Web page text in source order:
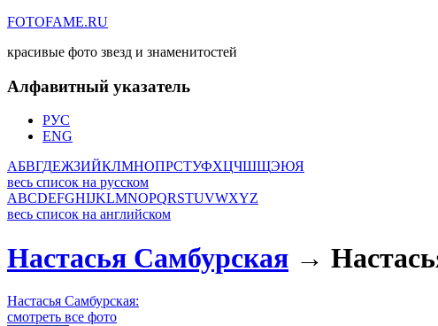
FOTOFAME.RU
красивые фото звезд и знаменитостей
Алфавитный указатель
РУС
ENG
АБВГДЕЖЗИЙКЛМНОПРСТУФХЦЧШЩЭЮЯ
весь список на русском
ABCDEFGHIJKLMNOPQRSTUVWXYZ
весь список на английском
Настасья Самбурская →
Настасья Самбурская:
смотреть все фото